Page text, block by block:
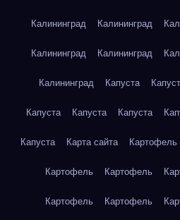
Калининград Калининград
Калининград Калининград
Калининград Капуста
Капуста Капуста Капуста
Капуста Карта сайта Картофель
Картофель Картофель
Картофель Картофель